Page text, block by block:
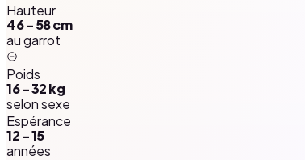
Hauteur
46 – 58 cm
au garrot
Poids
16 – 32 kg
selon sexe
Espérance
12 – 15
années